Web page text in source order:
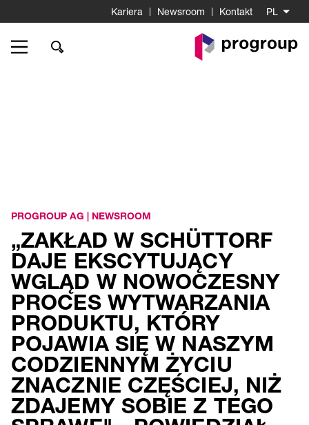
Kariera Newsroom Kontakt PL
Do
strony
PROGROUP AG | NEWSROOM
„ZAKŁAD W SCHÜTTORF
DAJE EKSCYTUJĄCY
WGLĄD W NOWOCZESNY
PROCES WYTWARZANIA
PRODUKTU, KTÓRY
POJAWIA SIĘ W NASZYM
CODZIENNYM ŻYCIU
ZNACZNIE CZĘŚCIEJ, NIŻ
ZDAJEMY SOBIE Z TEGO